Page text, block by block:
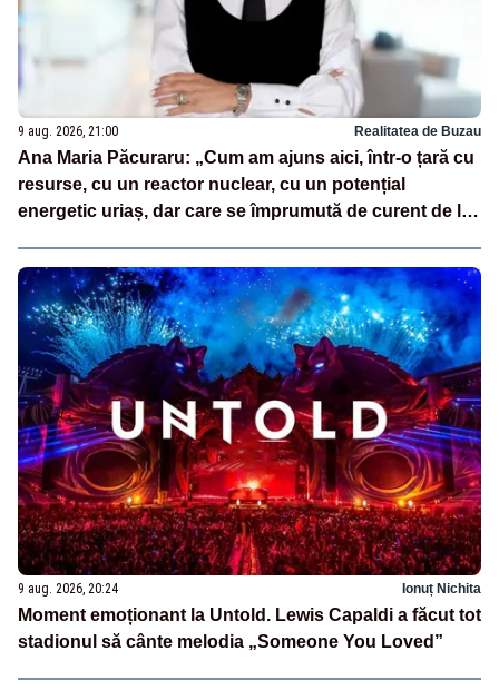
9 aug. 2026, 21:00 Realitatea de Buzau
Ana Maria Păcuraru: „Cum am ajuns aici, într-o țară cu
resurse, cu un reactor nuclear, cu un potențial
energetic uriaș, dar care se împrumută de curent de la
9 aug. 2026, 20:24 Ionuț Nichita
Moment emoționant la Untold. Lewis Capaldi a făcut tot
stadionul să cânte melodia „Someone You Loved”